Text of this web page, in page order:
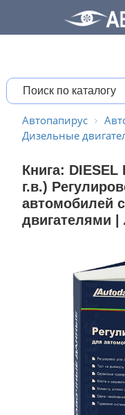
Автопапирус
Дизельные
Книга: DIESEL
г.в.)
автомобилей
двигателями |